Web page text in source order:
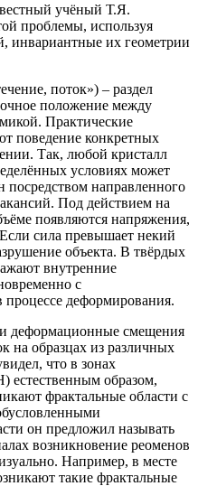
учёный Т.Я.
проблемы, используя
инвариантные их геометрии
поток») – раздел
положение между
Практические
поведение конкретных
Так, любой кристалл
условиях может
посредством направленного
Под действием на
появляются напряжения,
сила превышает некий
объекта. В твёрдых
внутренние
с
деформирования.
деформационные смещения
на образцах из различных
что в зонах
естественным образом,
фрактальные области с
он предложил называть
возникновение реоменов
Например, в месте
такие фрактальные